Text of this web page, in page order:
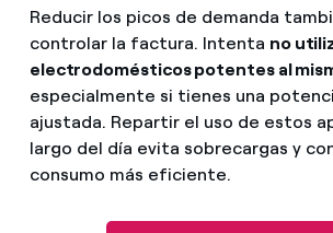
Reducir los picos de demanda
controlar la factura. Intenta no
electrodomésticos potentes al
especialmente si tienes una
ajustada. Repartir el uso de estos
largo del día evita sobrecargas y
consumo más eficiente.